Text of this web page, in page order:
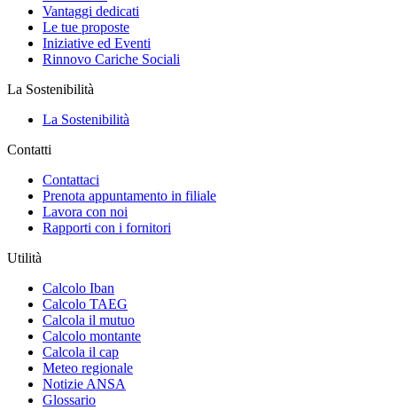
Vantaggi dedicati
Le tue proposte
Iniziative ed Eventi
Rinnovo Cariche Sociali
La Sostenibilità
La Sostenibilità
Contatti
Contattaci
Prenota appuntamento in filiale
Lavora con noi
Rapporti con i fornitori
Utilità
Calcolo Iban
Calcolo TAEG
Calcola il mutuo
Calcolo montante
Calcola il cap
Meteo regionale
Notizie ANSA
Glossario